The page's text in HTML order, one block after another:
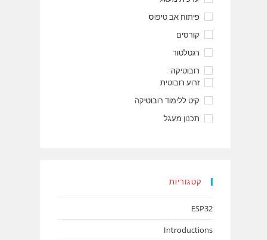
פיתוח אב טיפוס
קורסים
רגטלטור
רובוטיקה
זרוע רובוטית
קיט ללימוד רובוטיקה
תכנון מעגל
קטגוריות
ESP32
Introductions